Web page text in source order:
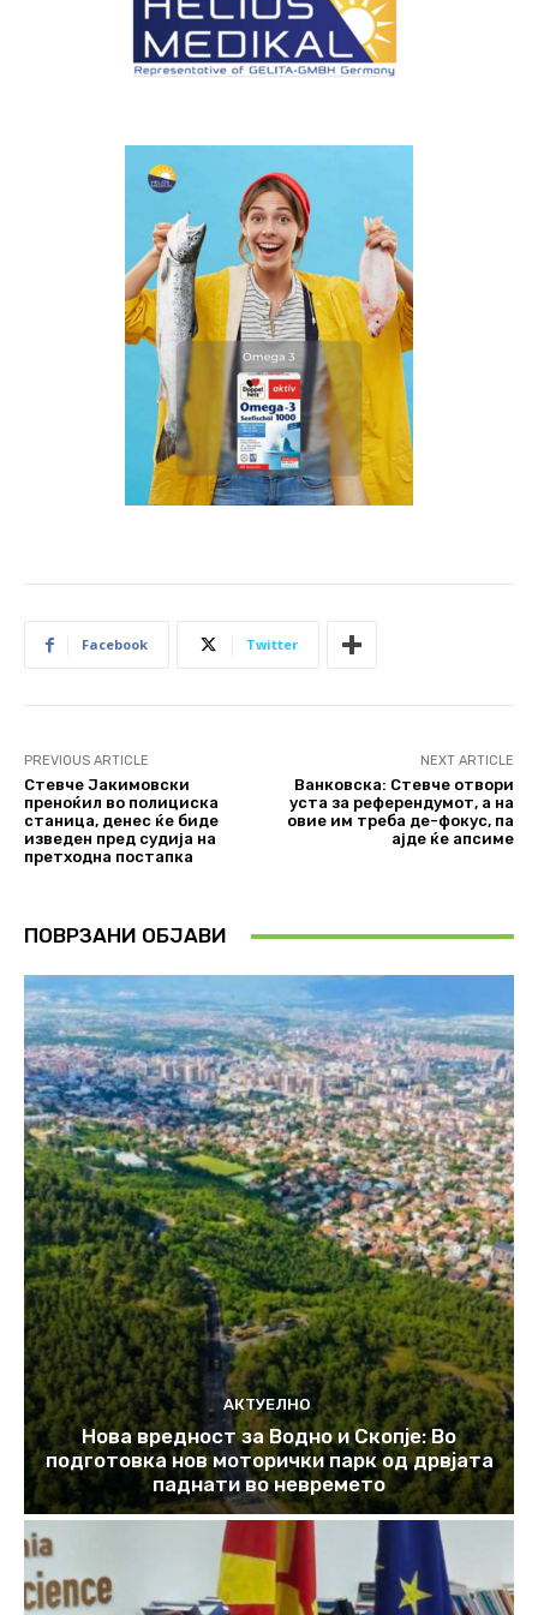
Facebook Twitter
PREVIOUS ARTICLE
Стевче Јакимовски
преноќил во полициска
станица, денес ќе биде
изведен пред судија на
претходна постапка
NEXT ARTICLE
Ванковска: Стевче отвори
уста за референдумот, а на
овие им треба де-фокус, па
ајде ќе апсиме
ПОВРЗАНИ ОБЈАВИ
АКТУЕЛНО
Нова вредност за Водно и Скопје: Во
подготовка нов моторички парк од дрвјата
паднати во невремето